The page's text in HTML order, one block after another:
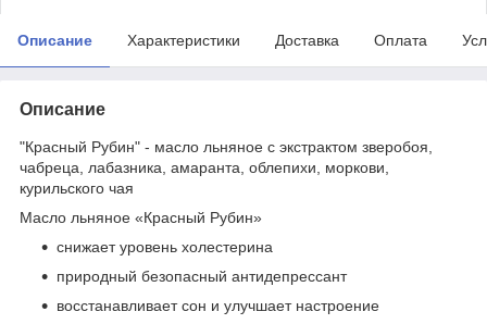
Описание Характеристики Доставка Оплата
Описание
"Красный Рубин" - масло льняное с экстрактом зверобоя,
чабреца, лабазника, амаранта, облепихи, моркови,
курильского чая
Масло льняное «Красный Рубин»
снижает уровень холестерина
природный безопасный антидепрессант
восстанавливает сон и улучшает настроение